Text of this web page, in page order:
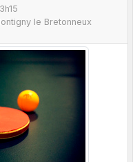
le Bretonneux